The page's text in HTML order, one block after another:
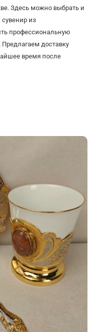
Здесь можно выбрать и
из
профессиональную
доставку
время после